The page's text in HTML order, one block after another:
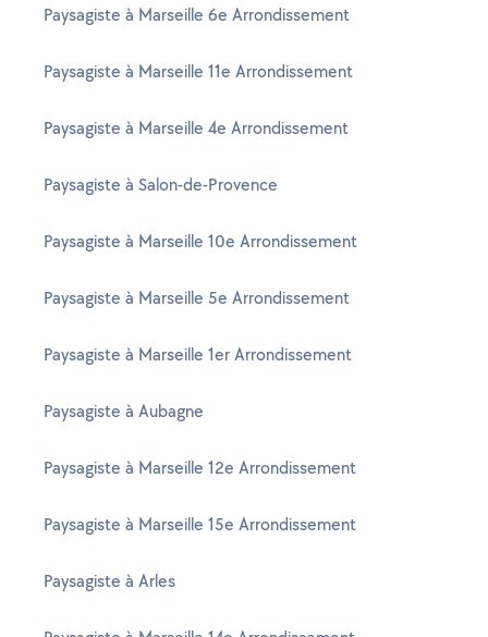
Paysagiste à Marseille 6e Arrondissement
Paysagiste à Marseille 11e Arrondissement
Paysagiste à Marseille 4e Arrondissement
Paysagiste à Salon-de-Provence
Paysagiste à Marseille 10e Arrondissement
Paysagiste à Marseille 5e Arrondissement
Paysagiste à Marseille 1er Arrondissement
Paysagiste à Aubagne
Paysagiste à Marseille 12e Arrondissement
Paysagiste à Marseille 15e Arrondissement
Paysagiste à Arles